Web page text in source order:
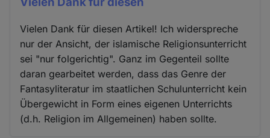
Vielen Dank für diesen Artikel! Ich widerspreche
nur der Ansicht, der islamische Religionsunterricht
sei "nur folgerichtig". Ganz im Gegenteil sollte
daran gearbeitet werden, dass das Genre der
Fantasyliteratur im staatlichen Schulunterricht kein
Übergewicht in Form eines eigenen Unterrichts
(d.h. Religion im Allgemeinen) haben sollte.